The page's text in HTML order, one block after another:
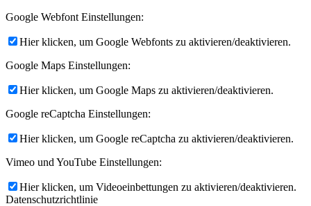
Google Webfont Einstellungen:
Hier klicken, um Google Webfonts zu aktivieren/deaktivieren.
Google Maps Einstellungen:
Hier klicken, um Google Maps zu aktivieren/deaktivieren.
Google reCaptcha Einstellungen:
Hier klicken, um Google reCaptcha zu aktivieren/deaktivieren.
Vimeo und YouTube Einstellungen:
Hier klicken, um Videoeinbettungen zu aktivieren/deaktivieren.
Datenschutzrichtlinie